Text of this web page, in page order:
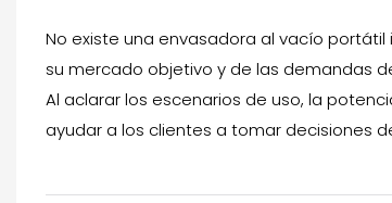
No existe una envasadora al vacío
su mercado objetivo y de las demandas
Al aclarar los escenarios de uso, la
ayudar a los clientes a tomar decisiones